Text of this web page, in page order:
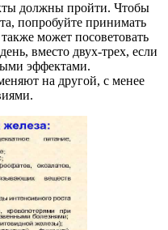
должны пройти. Чтобы
попробуйте принимать
может посоветовать
вместо двух-трех, если
эффектами.
на другой, с менее